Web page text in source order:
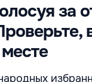
за